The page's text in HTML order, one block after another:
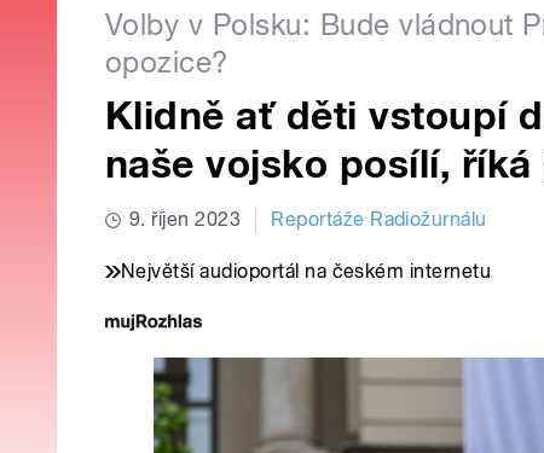
Volby v Polsku: Bude vládnout
opozice?
Klidně ať děti vstoupí
naše vojsko posílí,
9. říjen 2023 Reportáže Radiožurnálu
Největší audioportál na českém internetu